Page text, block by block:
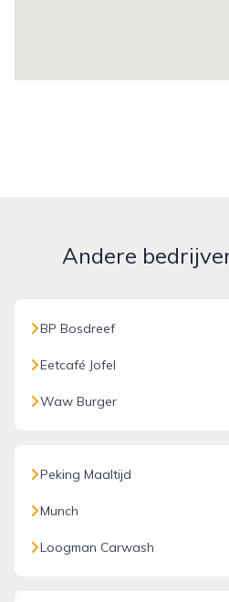
Andere
BP Bosdreef
Eetcafé Jofel
Waw Burger
Peking Maaltijd
Munch
Loogman Carwash